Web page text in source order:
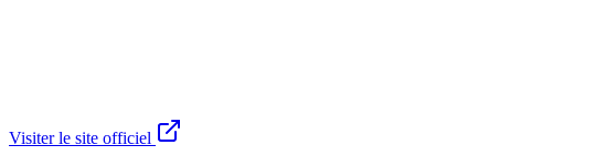
Visiter le site officiel